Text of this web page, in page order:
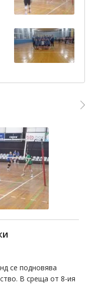
се подновява
В среща от 8-ия